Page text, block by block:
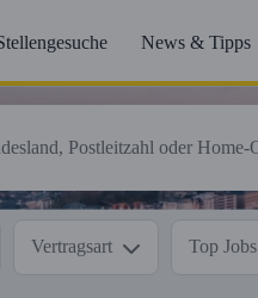
News & Tipps
Vertragsart Top Jobs